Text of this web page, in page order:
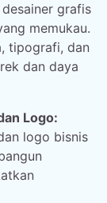
grafis
memukau.
tipografi, dan
dan daya
Logo:
logo bisnis